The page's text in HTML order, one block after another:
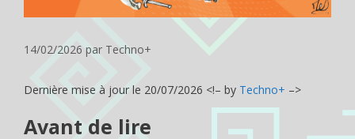
14/02/2026 par Techno+
Dernière mise à jour le 20/07/2026 <!– by Techno+ –>
Avant de lire